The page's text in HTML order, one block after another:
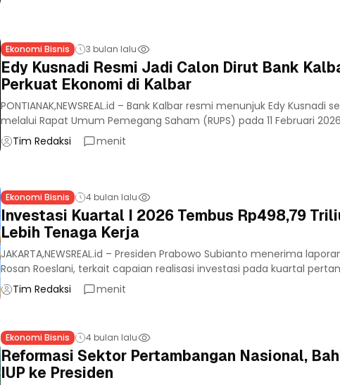
Ekonomi Bisnis 3 bulan lalu
Edy Kusnadi Resmi Jadi Calon Dirut Bank
Perkuat Ekonomi di Kalbar
PONTIANAK,NEWSREAL.id – Bank Kalbar resmi menunjuk Edy
melalui Rapat Umum Pemegang Saham (RUPS) pada 11 Februari
Tim Redaksi
menit
Ekonomi Bisnis 4 bulan lalu
Investasi Kuartal I 2026 Tembus Rp498,79
Lebih Tenaga Kerja
JAKARTA,NEWSREAL.id – Presiden Prabowo Subianto menerima
Rosan Roeslani, terkait capaian realisasi investasi pada kuartal
Tim Redaksi
menit
Ekonomi Bisnis 4 bulan lalu
Reformasi Sektor Pertambangan Nasional,
IUP ke Presiden